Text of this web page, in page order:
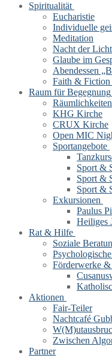
Spiritualität
Eucharistie
Individuelle
Meditation
Nacht der
Glaube im
Abendessen
Faith & Fiction
Raum für Begegnung
KHG Kirche
CRUX Kirche
Open MIC
Sportangebote
Sport &
Sport &
Sport &
Exkursionen
Paulus
Heiliges
Rat & Hilfe
Soziale
Förderwerke &
Aktionen
Fair-Teiler
Nachtcafé
Zwischen
Partner